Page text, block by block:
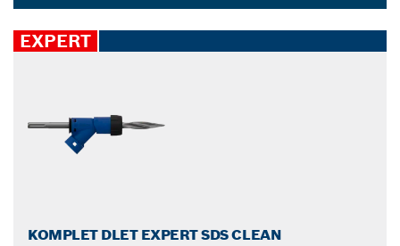
closed
EXPERT
KOMPLET DLET EXPERT SDS CLEAN